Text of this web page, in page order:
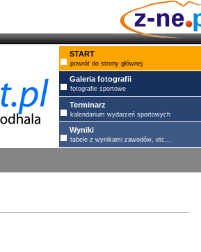
START
powrót do strony głównej
Galeria fotografii
fotografie sportowe
Terminarz
kalendarium wydarzeń sportowych
Wyniki
tabele z wynikami zawodów, etc...